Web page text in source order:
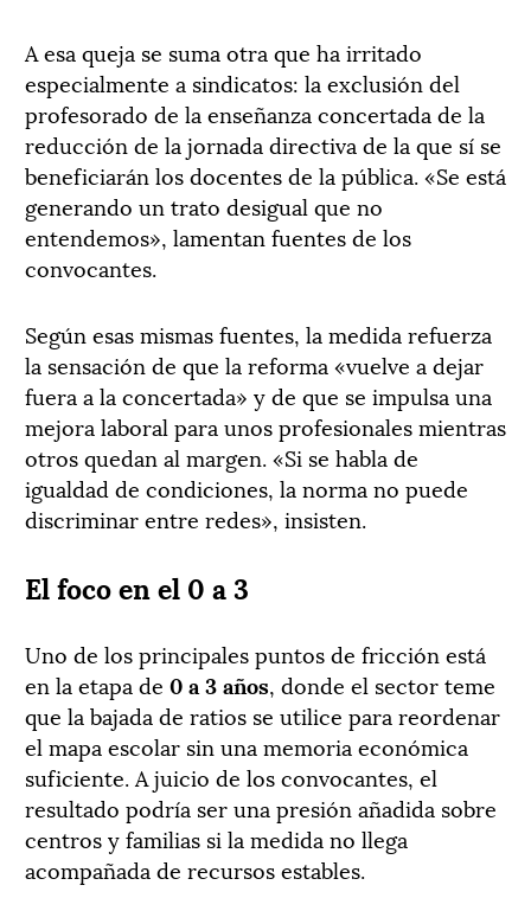
A esa queja se suma otra que ha irritado
especialmente a sindicatos: la exclusión del
profesorado de la enseñanza concertada de la
reducción de la jornada directiva de la que sí se
beneficiarán los docentes de la pública. «Se está
generando un trato desigual que no
entendemos», lamentan fuentes de los
convocantes.
Según esas mismas fuentes, la medida refuerza
la sensación de que la reforma «vuelve a dejar
fuera a la concertada» y de que se impulsa una
mejora laboral para unos profesionales mientras
otros quedan al margen. «Si se habla de
igualdad de condiciones, la norma no puede
discriminar entre redes», insisten.
El foco en el 0 a 3
Uno de los principales puntos de fricción está
en la etapa de 0 a 3 años, donde el sector teme
que la bajada de ratios se utilice para reordenar
el mapa escolar sin una memoria económica
suficiente. A juicio de los convocantes, el
resultado podría ser una presión añadida sobre
centros y familias si la medida no llega
acompañada de recursos estables.